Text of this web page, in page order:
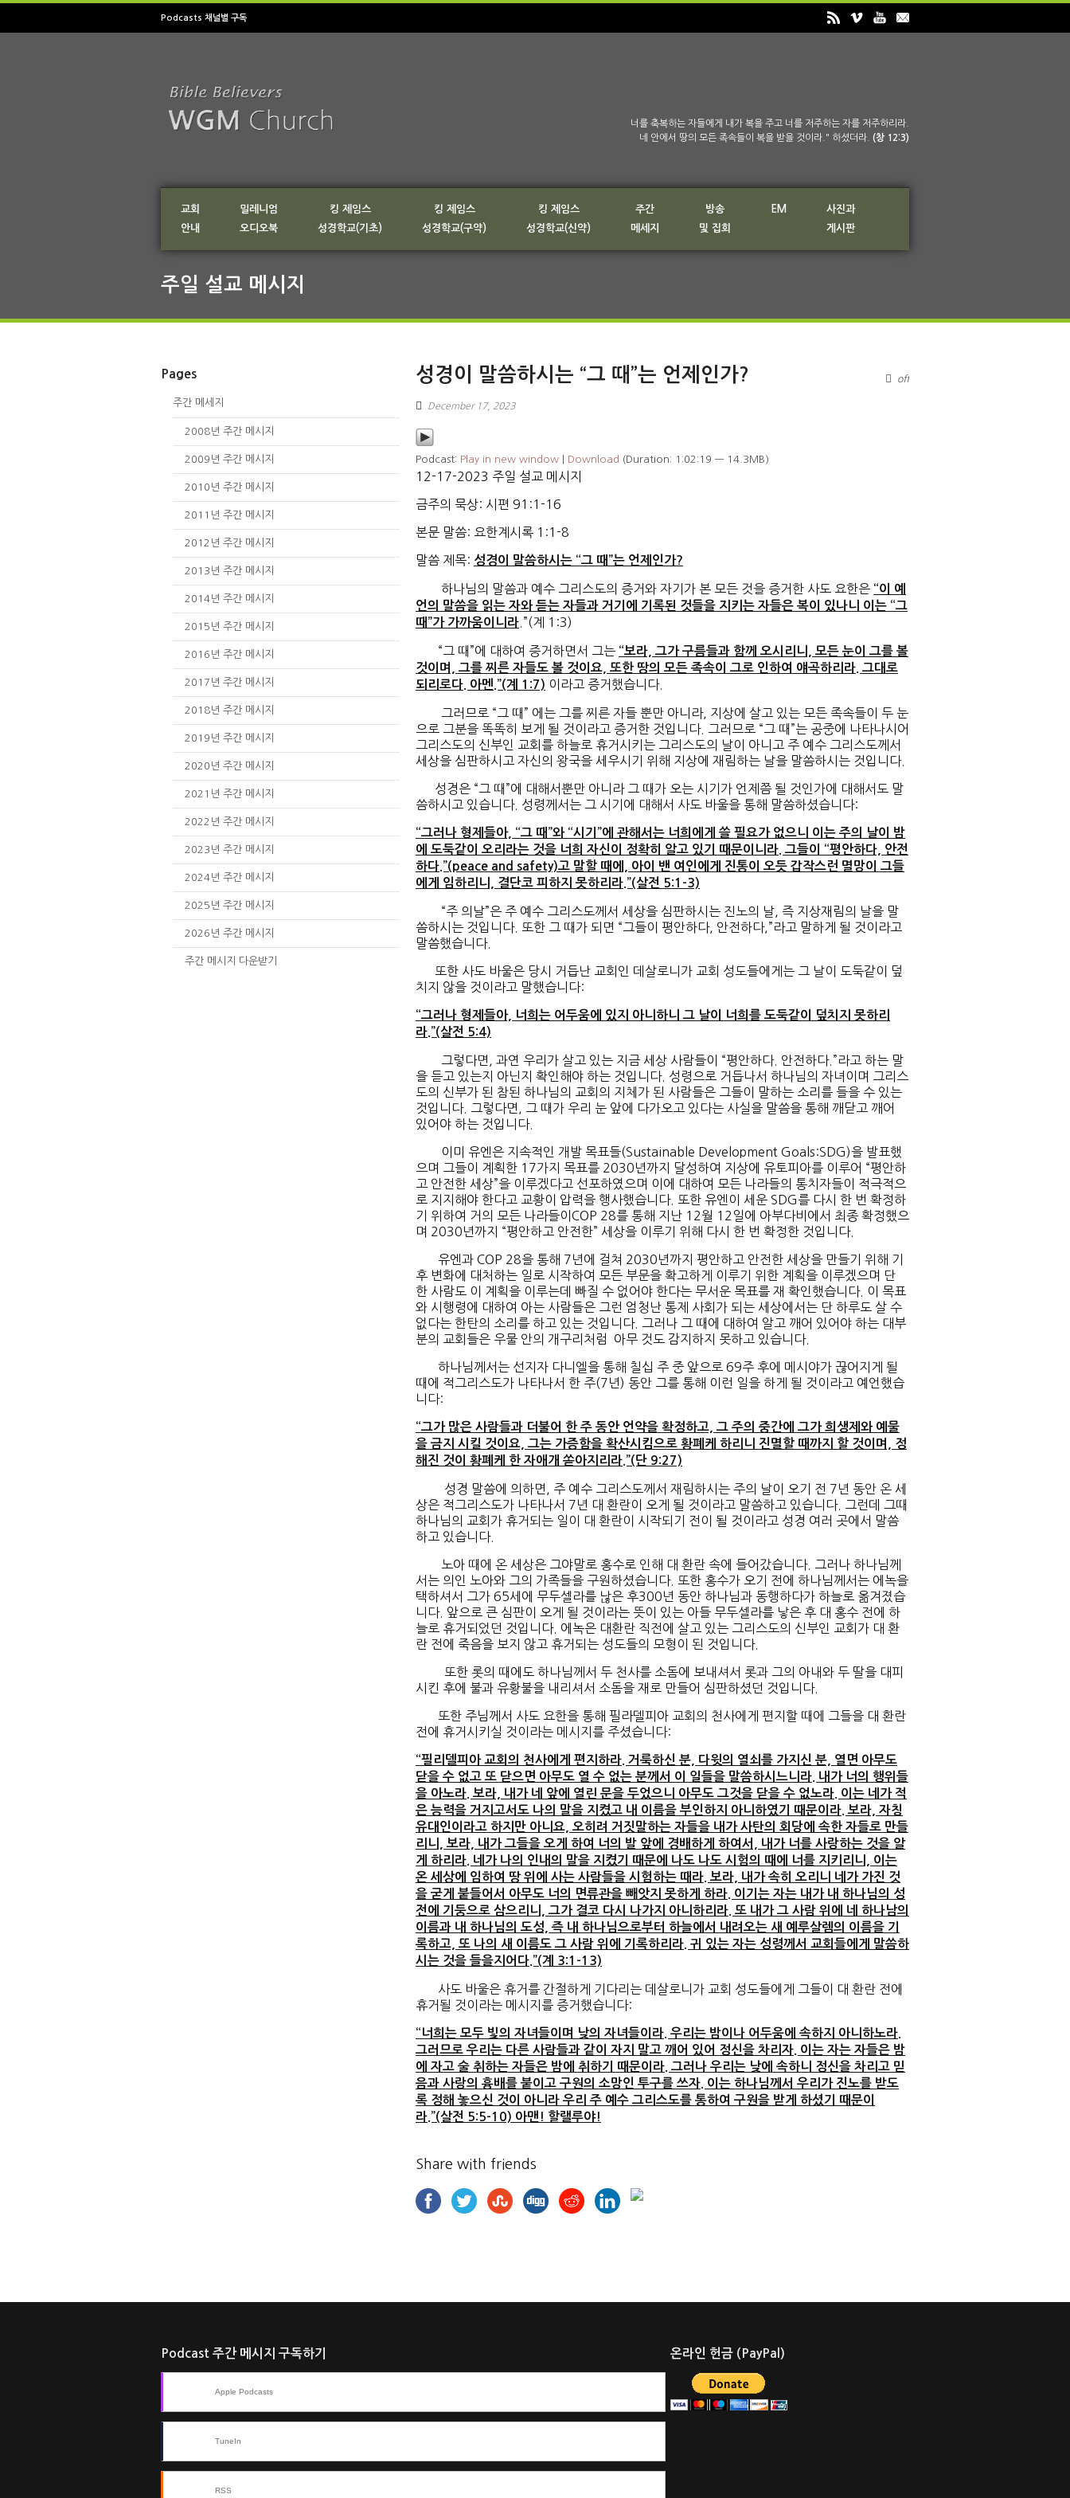
Podcasts 채널별 구독
너를 축복하는 자들에게 내가 복을 주고 너를 저주하는 자를 저주하리라.
네 안에서 땅의 모든 족속들이 복을 받을 것이라." 하셨더라. (창 12:3)
교회
안내
밀레니엄
오디오북
킹 제임스
성경학교(기초)
킹 제임스
성경학교(구약)
킹 제임스
성경학교(신약)
주간
메세지
방송
및 집회
EM
사진과
게시판
주일 설교 메시지
off
성경이 말씀하시는 “그 때”는 언제인가?
December 17, 2023
Podcast: Play in new window Download (Duration: 1:02:19 — 14.3MB)
12-17-2023 주일 설교 메시지
금주의 묵상: 시편 91:1-16
본문 말씀: 요한계시록 1:1-8
말씀 제목: 성경이 말씀하시는 “그 때”는 언제인가?
하나님의 말씀과 예수 그리스도의 증거와 자기가 본 모든 것을 증거한 사도 요한은 “이 예
언의 말씀을 읽는 자와 듣는 자들과 거기에 기록된 것들을 지키는 자들은 복이 있나니 이는 “그
때”가 가까움이니라 .”(계 1:3)
“그 때”에 대하여 증거하면서 그는 “보라, 그가 구름들과 함께 오시리니, 모든 눈이 그를 볼
것이며, 그를 찌른 자들도 볼 것이요, 또한 땅의 모든 족속이 그로 인하여 얘곡하리라. 그대로
되리로다. 아멘.”(계 1:7) 이라고 증거했습니다.
그러므로 “그 때” 에는 그를 찌른 자들 뿐만 아니라, 지상에 살고 있는 모든 족속들이 두 눈
으로 그분을 똑똑히 보게 될 것이라고 증거한 것입니다. 그러므로 “그 때”는 공중에 나타나시어
그리스도의 신부인 교회를 하늘로 휴거시키는 그리스도의 날이 아니고 주 예수 그리스도께서
세상을 심판하시고 자신의 왕국을 세우시기 위해 지상에 재림하는 날을 말씀하시는 것입니다.
성경은 “그 때”에 대해서뿐만 아니라 그 때가 오는 시기가 언제쯤 될 것인가에 대해서도 말
씀하시고 있습니다. 성령께서는 그 시기에 대해서 사도 바울을 통해 말씀하셨습니다:
“그러나 형제들아, “그 때”와 “시기”에 관해서는 너희에게 쓸 필요가 없으니 이는 주의 날이 밤
에 도둑같이 오리라는 것을 너희 자신이 정확히 알고 있기 때문이니라. 그들이 “평안하다, 안전
하다.”(peace and safety)고 말할 때에, 아이 밴 여인에게 진통이 오듯 갑작스런 멸망이 그들
에게 임하리니, 결단코 피하지 못하리라.”(살전 5:1-3)
“주 의날”은 주 예수 그리스도께서 세상을 심판하시는 진노의 날, 즉 지상재림의 날을 말
씀하시는 것입니다. 또한 그 때가 되면 “그들이 평안하다, 안전하다,”라고 말하게 될 것이라고
말씀했습니다.
또한 사도 바울은 당시 거듭난 교회인 데살로니가 교회 성도들에게는 그 날이 도둑같이 덮
치지 않을 것이라고 말했습니다:
“그러나 형제들아, 너희는 어두움에 있지 아니하니 그 날이 너희를 도둑같이 덮치지 못하리
라.”(살전 5:4)
그렇다면, 과연 우리가 살고 있는 지금 세상 사람들이 “평안하다. 안전하다.”라고 하는 말
을 듣고 있는지 아닌지 확인해야 하는 것입니다. 성령으로 거듭나서 하나님의 자녀이며 그리스
도의 신부가 된 참된 하나님의 교회의 지체가 된 사람들은 그들이 말하는 소리를 들을 수 있는
것입니다. 그렇다면, 그 때가 우리 눈 앞에 다가오고 있다는 사실을 말씀을 통해 깨닫고 깨어
있어야 하는 것입니다.
이미 유엔은 지속적인 개발 목표들(Sustainable Development Goals:SDG)을 발표했
으며 그들이 계획한 17가지 목표를 2030년까지 달성하여 지상에 유토피아를 이루어 “평안하
고 안전한 세상”을 이루겠다고 선포하였으며 이에 대하여 모든 나라들의 통치자들이 적극적으
로 지지해야 한다고 교황이 압력을 행사했습니다. 또한 유엔이 세운 SDG를 다시 한 번 확정하
기 위하여 거의 모든 나라들이COP 28를 통해 지난 12월 12일에 아부다비에서 최종 확정했으
며 2030년까지 “평안하고 안전한” 세상을 이루기 위해 다시 한 번 확정한 것입니다.
유엔과 COP 28을 통해 7년에 걸쳐 2030년까지 평안하고 안전한 세상을 만들기 위해 기
후 변화에 대처하는 일로 시작하여 모든 부문을 확고하게 이루기 위한 계획을 이루겠으며 단
한 사람도 이 계획을 이루는데 빠질 수 없어야 한다는 무서운 목표를 재 확인했습니다. 이 목표
와 시행령에 대하여 아는 사람들은 그런 엄청난 통제 사회가 되는 세상에서는 단 하루도 살 수
없다는 한탄의 소리를 하고 있는 것입니다. 그러나 그 때에 대하여 알고 깨어 있어야 하는 대부
분의 교회들은 우물 안의 개구리처럼 아무 것도 감지하지 못하고 있습니다.
하나님께서는 선지자 다니엘을 통해 칠십 주 중 앞으로 69주 후에 메시야가 끊어지게 될
때에 적그리스도가 나타나서 한 주(7년) 동안 그를 통해 이런 일을 하게 될 것이라고 예언했습
니다:
“그가 많은 사람들과 더불어 한 주 동안 언약을 확정하고, 그 주의 중간에 그가 희생제와 예물
을 금지 시킬 것이요, 그는 가증함을 확산시킴으로 황폐케 하리니 진멸할 때까지 할 것이며, 정
해진 것이 황폐케 한 자애개 쏟아지리라.”(단 9:27)
성경 말씀에 의하면, 주 예수 그리스도께서 재림하시는 주의 날이 오기 전 7년 동안 온 세
상은 적그리스도가 나타나서 7년 대 환란이 오게 될 것이라고 말씀하고 있습니다. 그런데 그때
하나님의 교회가 휴거되는 일이 대 환란이 시작되기 전이 될 것이라고 성경 여러 곳에서 말씀
하고 있습니다.
노아 때에 온 세상은 그야말로 홍수로 인해 대 환란 속에 들어갔습니다. 그러나 하나님께
서는 의인 노아와 그의 가족들을 구원하셨습니다. 또한 홍수가 오기 전에 하나님께서는 에녹을
택하셔서 그가 65세에 무두셀라를 낞은 후300년 동안 하나님과 동행하다가 하늘로 옮겨졌습
니다. 앞으로 큰 심판이 오게 될 것이라는 뜻이 있는 아들 무두셀라를 낳은 후 대 홍수 전에 하
늘로 휴거되었던 것입니다. 에녹은 대환란 직전에 살고 있는 그리스도의 신부인 교회가 대 환
란 전에 죽음을 보지 않고 휴거되는 성도들의 모형이 된 것입니다.
또한 롯의 때에도 하나님께서 두 천사를 소돔에 보내셔서 롯과 그의 아내와 두 딸을 대피
시킨 후에 불과 유황불을 내리셔서 소돔을 재로 만들어 심판하셨던 것입니다.
또한 주님께서 사도 요한을 통해 필라델피아 교회의 천사에게 편지할 때에 그들을 대 환란
전에 휴거시키실 것이라는 메시지를 주셨습니다:
“필리델피아 교회의 천사에게 편지하라. 거룩하신 분, 다윗의 열쇠를 가지신 분, 열면 아무도
닫을 수 없고 또 닫으면 아무도 열 수 없는 분께서 이 일들을 말씀하시느니라. 내가 너의 행위들
을 아노라. 보라, 내가 네 앞에 열린 문을 두었으니 아무도 그것을 닫을 수 없노라. 이는 네가 적
은 능력을 거지고서도 나의 말을 지켰고 내 이름을 부인하지 아니하였기 때문이라. 보라, 자칭
유대인이라고 하지만 아니요, 오히려 거짓말하는 자들을 내가 사탄의 회당에 속한 자들로 만들
리니, 보라, 내가 그들을 오게 하여 너의 발 앞에 경배하게 하여서, 내가 너를 사랑하는 것을 알
게 하리라. 네가 나의 인내의 말을 지켰기 때문에 나도 나도 시험의 때에 너를 지키리니, 이는
온 세상에 임하여 땅 위에 사는 사람들을 시험하는 때라. 보라, 내가 속히 오리니 네가 가진 것
을 굳게 붙들어서 아무도 너의 면류관을 빼앗지 못하게 하라. 이기는 자는 내가 내 하나님의 성
전에 기둥으로 삼으리니, 그가 결코 다시 나가지 아니하리라. 또 내가 그 사람 위에 네 하나남의
이름과 내 하나님의 도성, 즉 내 하나님으로부터 하늘에서 내려오는 새 예루살렘의 이름을 기
록하고, 또 나의 새 이름도 그 사람 위에 기록하리라. 귀 있는 자는 성령께서 교회들에게 말씀하
시는 것을 들을지어다.”(계 3:1-13)
사도 바울은 휴거를 간절하게 기다리는 데살로니가 교회 성도들에게 그들이 대 환란 전에
휴거될 것이라는 메시지를 증거했습니다:
“너희는 모두 빛의 자녀들이며 낮의 자녀들이라. 우리는 밤이나 어두움에 속하지 아니하노라.
그러므로 우리는 다른 사람들과 같이 자지 말고 깨어 있어 정신을 차리자. 이는 자는 자들은 밤
에 자고 술 취하는 자들은 밤에 취하기 때문이라. 그러나 우리는 낮에 속하니 정신을 차리고 믿
음과 사랑의 흉배를 붙이고 구원의 소망인 투구를 쓰자. 이는 하나님께서 우리가 진노를 받도
록 정해 놓으신 것이 아니라 우리 주 예수 그리스도를 통하여 구원을 받게 하셨기 때문이
라.”(살전 5:5-10) 아맨! 할랠루야!
Share with friends
Pages
주간 메세지
2008년 주간 메시지
2009년 주간 메시지
2010년 주간 메시지
2011년 주간 메시지
2012년 주간 메시지
2013년 주간 메시지
2014년 주간 메시지
2015년 주간 메시지
2016년 주간 메시지
2017년 주간 메시지
2018년 주간 메시지
2019년 주간 메시지
2020년 주간 메시지
2021년 주간 메시지
2022년 주간 메시지
2023년 주간 메시지
2024년 주간 메시지
2025년 주간 메시지
2026년 주간 메시지
주간 메시지 다운받기
Podcast 주간 메시지 구독하기
Apple Podcasts
TuneIn
RSS
온라인 헌금 (PayPal)